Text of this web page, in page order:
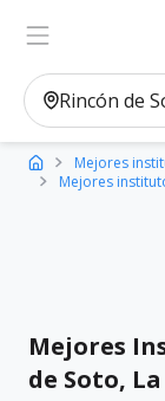
Mejores
Mejores
Mejores
de Soto,